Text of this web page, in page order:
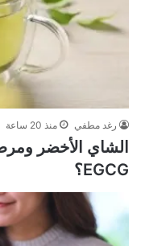
رغد مطفي منذ 20 ساعة
الشاي الأخضر
EGCG؟